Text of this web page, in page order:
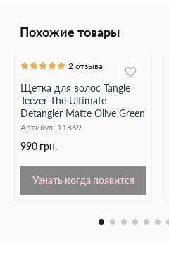
Похожие товары
2 отзыва
Щетка для волос Tangle
Teezer The Ultimate
Detangler Matte Olive Green
Артикул: 11869
990 грн.
Узнать когда появится